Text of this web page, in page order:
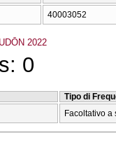
40003052
2022
0
Tipo di
Facoltativo a